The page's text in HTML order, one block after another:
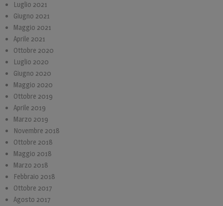
Luglio 2021
Giugno 2021
Maggio 2021
Aprile 2021
Ottobre 2020
Luglio 2020
Giugno 2020
Maggio 2020
Ottobre 2019
Aprile 2019
Marzo 2019
Novembre 2018
Ottobre 2018
Maggio 2018
Marzo 2018
Febbraio 2018
Ottobre 2017
Agosto 2017